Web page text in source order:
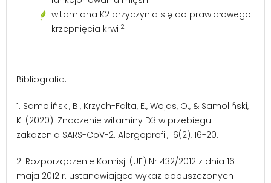
witamiana K2 przyczynia się do prawidłowego
krzepnięcia krwi 2
Bibliografia:
1. Samoliński, B., Krzych-Fałta, E., Wojas, O., & Samoliński,
K. (2020). Znaczenie witaminy D3 w przebiegu
zakażenia SARS-CoV-2. Alergoprofil, 16(2), 16-20.
2. Rozporządzenie Komisji (UE) Nr 432/2012 z dnia 16
maja 2012 r. ustanawiające wykaz dopuszczonych